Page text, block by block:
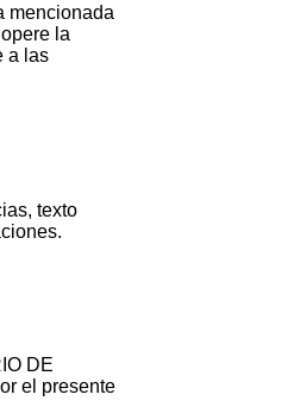
mencionada
la
a las
texto
DE
el presente